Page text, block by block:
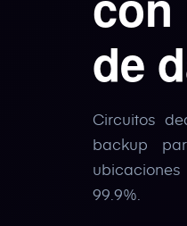
de
Circuitos
backup
99.9%.